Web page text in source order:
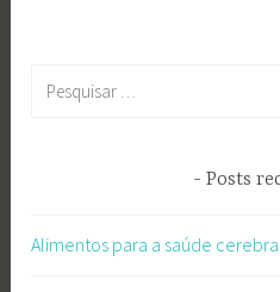
Posts
Alimentos para a saúde